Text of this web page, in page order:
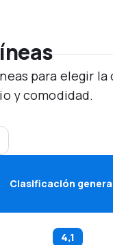
para elegir
y comodidad.
Clasificación
4,1